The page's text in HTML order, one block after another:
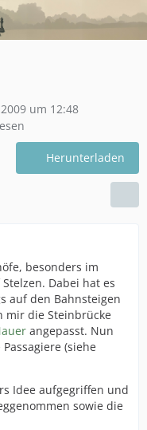
um 12:48
Herunterladen
besonders im
Dabei hat es
auf den Bahnsteigen
mir die Steinbrücke
angepasst. Nun
(siehe
Idee aufgegriffen und
sowie die